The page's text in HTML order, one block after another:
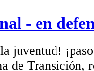
- en
la juventud!
de Transición,